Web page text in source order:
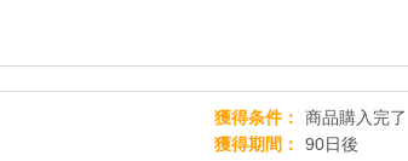
獲得条件
商品購入完了
獲得期間
90日後